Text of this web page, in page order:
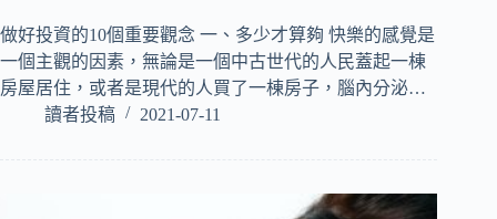
做好投資的10個重要觀念 一、多少才算夠 快樂的感覺是
一個主觀的因素，無論是一個中古世代的人民蓋起一棟
房屋居住，或者是現代的人買了一棟房子，腦內分泌…
讀者投稿
2021-07-11